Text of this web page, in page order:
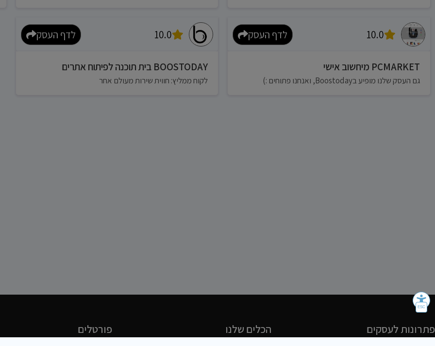
10.0 לדף העסק
PCMARKET מיחשוב אישי
גם העסק שלנו מופיע בBoostoday, ואנחנו פתוחים :)
10.0 לדף העסק
BOOSTODAY בית תוכנה לפיתוח אתרים
לקוח ממליץ: חווית שירות מעולם אחר
פתרונות לעסקים הכלים שלנו פורטלים